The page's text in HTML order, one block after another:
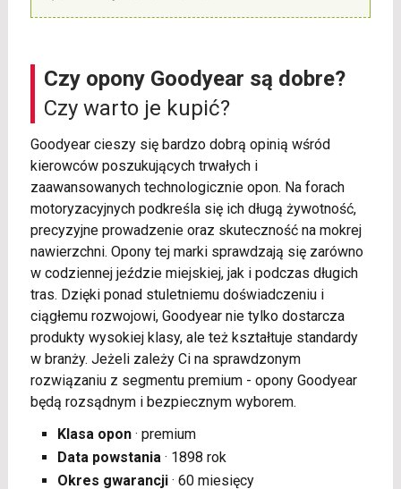
Czy opony Goodyear są dobre?
Czy warto je kupić?
Goodyear cieszy się bardzo dobrą opinią wśród
kierowców poszukujących trwałych i
zaawansowanych technologicznie opon. Na forach
motoryzacyjnych podkreśla się ich długą żywotność,
precyzyjne prowadzenie oraz skuteczność na mokrej
nawierzchni. Opony tej marki sprawdzają się zarówno
w codziennej jeździe miejskiej, jak i podczas długich
tras. Dzięki ponad stuletniemu doświadczeniu i
ciągłemu rozwojowi, Goodyear nie tylko dostarcza
produkty wysokiej klasy, ale też kształtuje standardy
w branży. Jeżeli zależy Ci na sprawdzonym
rozwiązaniu z segmentu premium - opony Goodyear
będą rozsądnym i bezpiecznym wyborem.
Klasa opon· premium
Data powstania · 1898 rok
Okres gwarancji· 60 miesięcy